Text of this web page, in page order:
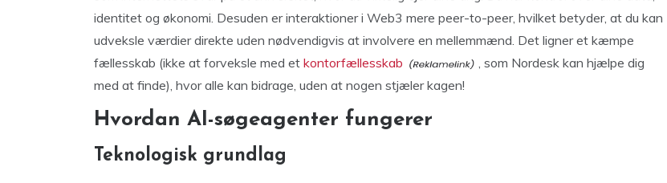
identitet og økonomi. Desuden er interaktioner i Web3 mere peer-to-peer, hvilket betyder, at du kan
udveksle værdier direkte uden nødvendigvis at involvere en mellemmænd. Det ligner et kæmpe
fællesskab (ikke at forveksle med et kontorfællesskab
, som Nordesk kan hjælpe dig
med at finde), hvor alle kan bidrage, uden at nogen stjæler kagen!
Hvordan AI-søgeagenter fungerer
Teknologisk grundlag